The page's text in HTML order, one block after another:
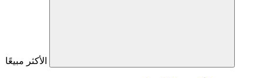
الأكثر مبيعًا